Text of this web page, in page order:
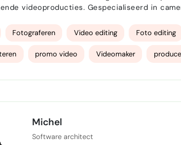
videoproducties. Gespecialiseerd in
tot postproductie. Daarnaast een
Fotograferen Video editing Foto editing
promo video Videomaker
Michel
Software architect